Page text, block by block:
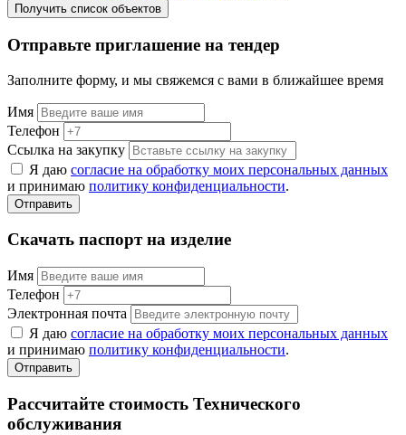
Получить список объектов
Отправьте приглашение на тендер
Заполните форму, и мы свяжемся с вами в ближайшее время
Имя
Телефон
Ссылка на закупку
Я даю согласие на обработку моих персональных данных
и принимаю политику конфиденциальности.
Отправить
Скачать паспорт на изделие
Имя
Телефон
Электронная почта
Я даю согласие на обработку моих персональных данных
и принимаю политику конфиденциальности.
Отправить
Рассчитайте стоимость Технического
обслуживания